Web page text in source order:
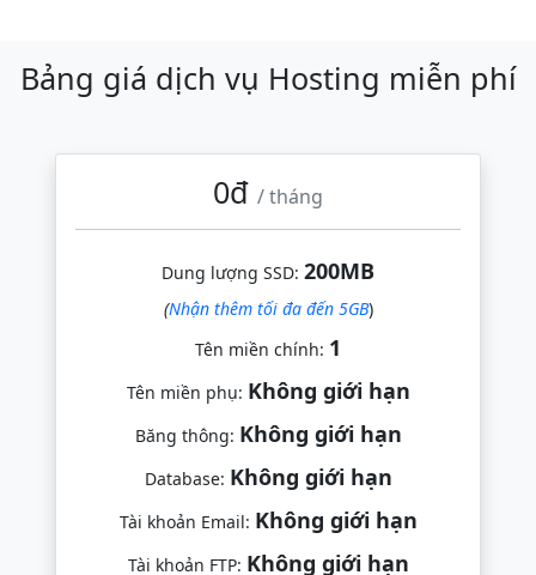
Bảng giá dịch vụ Hosting miễn phí
0đ / tháng
Dung lượng SSD: 200MB
(Nhận thêm tối đa đến 5GB)
Tên miền chính: 1
Tên miền phụ: Không giới hạn
Băng thông: Không giới hạn
Database: Không giới hạn
Tài khoản Email: Không giới hạn
Tài khoản FTP: Không giới hạn